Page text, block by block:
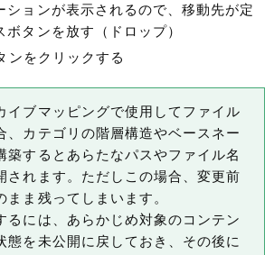
ションが表示されるので、移動先が定
ボタンを放す（ドロップ）
ンをクリックする
イブマッピングで使用してファイル
、カテゴリの階層構造やベースネー
築するとあらたなパスやファイル名
されます。ただしこの場合、変更前
まま残ってしまいます。
るには、あらかじめ対象のコンテン
態を未公開に戻しておき、その後に